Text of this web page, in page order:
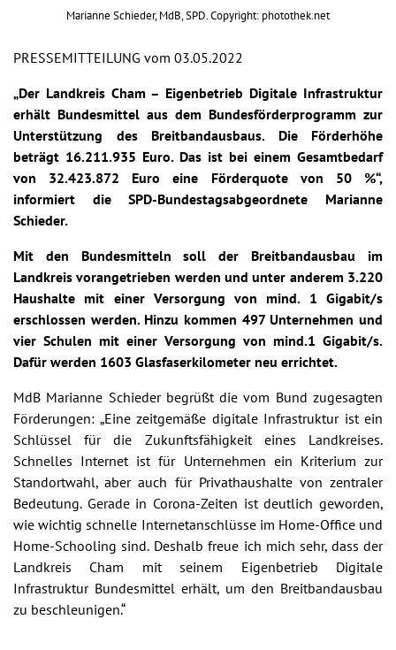
Marianne Schieder, MdB, SPD. Copyright: photothek.net
PRESSEMITTEILUNG vom 03.05.2022
„Der Landkreis Cham – Eigenbetrieb Digitale Infrastruktur
erhält Bundesmittel aus dem Bundesförderprogramm zur
Unterstützung des Breitbandausbaus. Die Förderhöhe
beträgt 16.211.935 Euro. Das ist bei einem Gesamtbedarf
von 32.423.872 Euro eine Förderquote von 50 %“,
informiert die SPD-Bundestagsabgeordnete Marianne
Schieder.
Mit den Bundesmitteln soll der Breitbandausbau im
Landkreis vorangetrieben werden und unter anderem 3.220
Haushalte mit einer Versorgung von mind. 1 Gigabit/s
erschlossen werden. Hinzu kommen 497 Unternehmen und
vier Schulen mit einer Versorgung von mind.1 Gigabit/s.
Dafür werden 1603 Glasfaserkilometer neu errichtet.
MdB Marianne Schieder begrüßt die vom Bund zugesagten
Förderungen: „Eine zeitgemäße digitale Infrastruktur ist ein
Schlüssel für die Zukunftsfähigkeit eines Landkreises.
Schnelles Internet ist für Unternehmen ein Kriterium zur
Standortwahl, aber auch für Privathaushalte von zentraler
Bedeutung. Gerade in Corona-Zeiten ist deutlich geworden,
wie wichtig schnelle Internetanschlüsse im Home-Office und
Home-Schooling sind. Deshalb freue ich mich sehr, dass der
Landkreis Cham mit seinem Eigenbetrieb Digitale
Infrastruktur Bundesmittel erhält, um den Breitbandausbau
zu beschleunigen.“